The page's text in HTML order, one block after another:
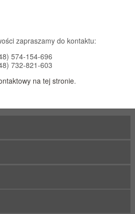
zapraszamy do kontaktu:
574-154-696
732-821-603
na tej stronie.